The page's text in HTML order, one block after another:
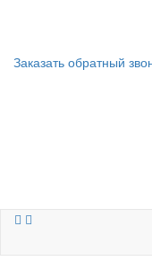
Заказать обратный